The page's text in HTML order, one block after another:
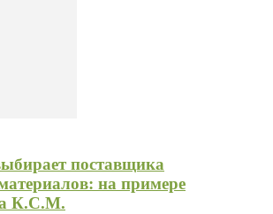
поставщика
на примере
К.С.М.